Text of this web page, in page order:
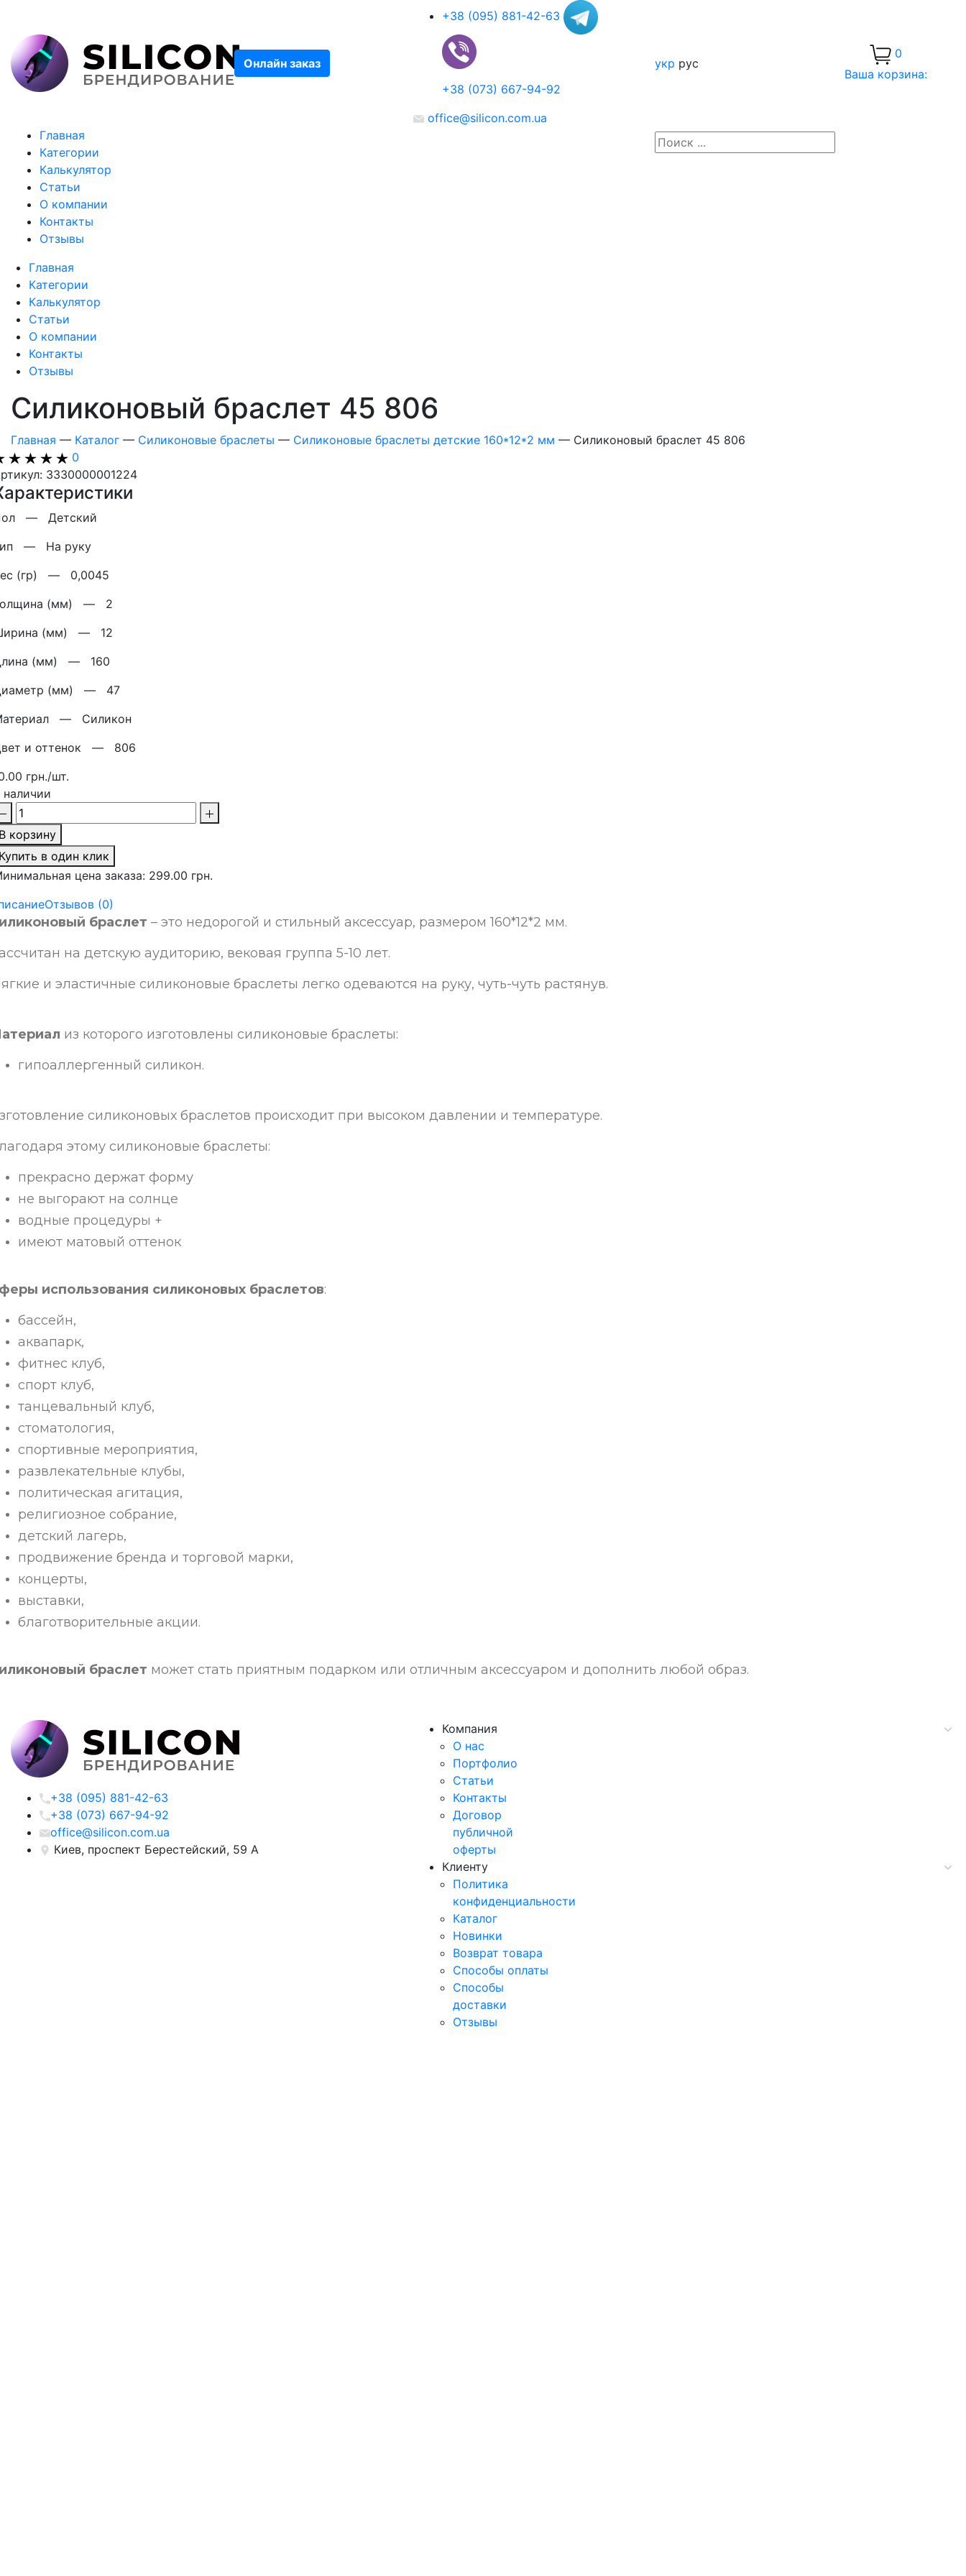
Онлайн заказ
+38 (095) 881-42-63
+38 (073) 667-94-92
office@silicon.com.ua
укр рус
0
Ваша корзина:
Главная
Категории
Калькулятор
Статьи
О компании
Контакты
Отзывы
Главная
Категории
Калькулятор
Статьи
О компании
Контакты
Отзывы
Силиконовый браслет 45 806
Главная — Каталог — Силиконовые браслеты — Силиконовые браслеты детские 160*12*2 мм — Силиконовый браслет 45 806
0
3330000001224
— Детский
— На руку
(гр) — 0,0045
(мм) — 2
(мм) — 12
(мм) — 160
(мм) — 47
— Силикон
и оттенок — 806
грн./шт.
наличии
корзину
в один клик
цена заказа: 299.00 грн.
Отзывов (0)
браслет – это недорогой и стильный аксессуар, размером 160*12*2 мм.
на детскую аудиторию, вековая группа 5-10 лет.
и эластичные силиконовые браслеты легко одеваются на руку, чуть-чуть растянув.
из которого изготовлены силиконовые браслеты:
гипоаллергенный силикон.
силиконовых браслетов происходит при высоком давлении и температуре.
этому силиконовые браслеты:
прекрасно держат форму
не выгорают на солнце
водные процедуры +
имеют матовый оттенок
использования силиконовых браслетов:
бассейн,
аквапарк,
фитнес клуб,
спорт клуб,
танцевальный клуб,
стоматология,
спортивные мероприятия,
развлекательные клубы,
политическая агитация,
религиозное собрание,
детский лагерь,
продвижение бренда и торговой марки,
концерты,
выставки,
благотворительные акции.
браслет может стать приятным подарком или отличным аксессуаром и дополнить любой образ.
+38 (095) 881-42-63
+38 (073) 667-94-92
office@silicon.com.ua
Киев, проспект Берестейский, 59 А
Компания
О нас
Портфолио
Статьи
Контакты
Договор
публичной
оферты
Клиенту
Политика
конфиденциальности
Каталог
Новинки
Возврат товара
Способы оплаты
Способы
доставки
Отзывы